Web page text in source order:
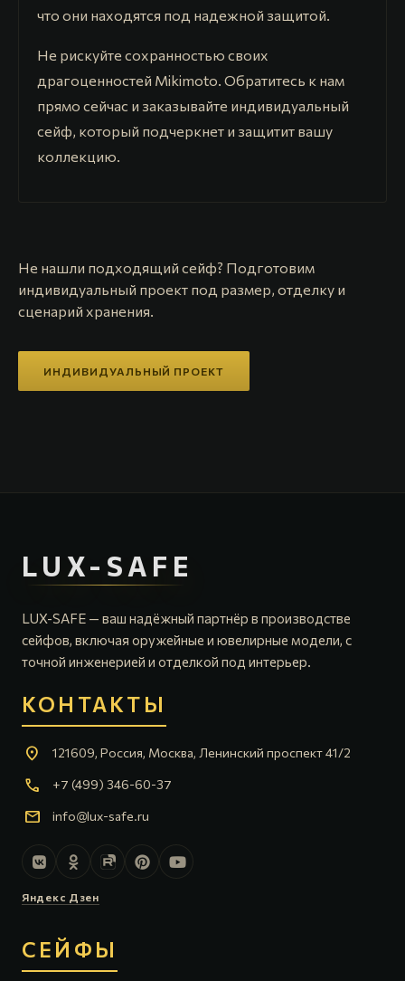
что они находятся под надежной защитой.
Не рискуйте сохранностью своих
драгоценностей Mikimoto. Обратитесь к нам
прямо сейчас и заказывайте индивидуальный
сейф, который подчеркнет и защитит вашу
коллекцию.
Не нашли подходящий сейф? Подготовим
индивидуальный проект под размер, отделку и
сценарий хранения.
ИНДИВИДУАЛЬНЫЙ ПРОЕКТ
LUX-SAFE
LUX-SAFE — ваш надёжный партнёр в производстве
сейфов, включая оружейные и ювелирные модели, с
точной инженерией и отделкой под интерьер.
КОНТАКТЫ
location_on 121609, Россия, Москва, Ленинский проспект 41/2
call +7 (499) 346-60-37
mail info@lux-safe.ru
Яндекс Дзен
СЕЙФЫ